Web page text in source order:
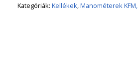
Kategóriák: Kellékek Manométerek KFM,